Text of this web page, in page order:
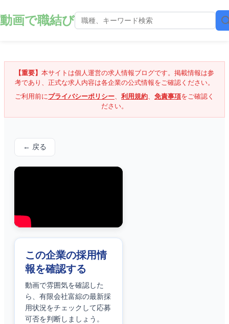
動画で職結び
【重要】 本サイトは個人運営の求人情報ブログです。掲載情報は参
考であり、正式な求人内容は各企業の公式情報をご確認ください。
ご利用前にプライバシーポリシー、 利用規約、 免責事項をご確認く
ださい。
← 戻る
この企業の採用情
報を確認する
動画で雰囲気を確認した
ら、 有限会社富綜の最新採
用状況をチェックして応募
可否を判断しましょう。